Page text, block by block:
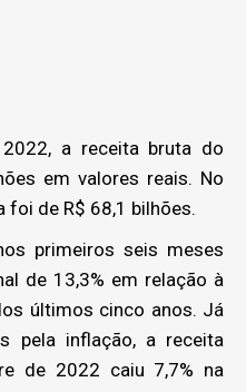
a receita bruta do
em valores reais. No
de R$ 68,1 bilhões.
primeiros seis meses
de 13,3% em relação à
últimos cinco anos. Já
pela inflação, a receita
de 2022 caiu 7,7% na